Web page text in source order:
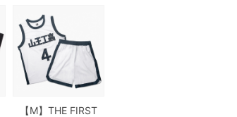
【M】THE FIRST